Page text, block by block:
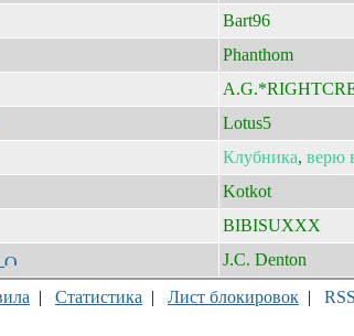
Bart96
Phanthom
Lotus5
Клубника, верю
Kotkot
BIBISUXXX
J.C. Denton
| Статистика | Лист блокировок |